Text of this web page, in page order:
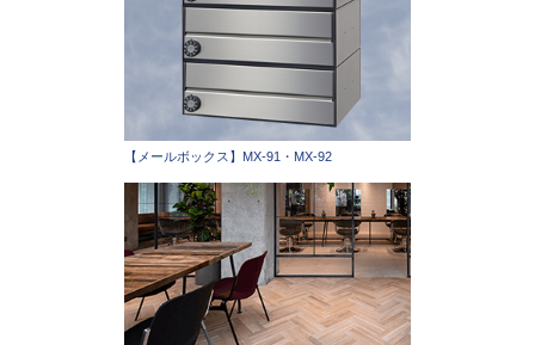
【メールボックス】MX-91・MX-92